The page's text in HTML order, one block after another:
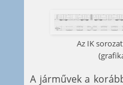
Az IK
A járművek a